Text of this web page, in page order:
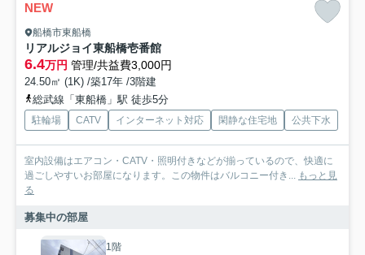
NEW
船橋市東船橋
リアルジョイ東船橋壱番館
6.4万円 管理/共益費3,000円
24.50㎡ (1K) /築17年 /3階建
総武線「東船橋」駅 徒歩5分
駐輪場 CATV インターネット対応 閑静な住宅地 公共下水
室内設備はエアコン・CATV・照明付きなどが揃っているので、快適に
過ごしやすいお部屋になります。この物件はバルコニー付き... もっと見
る
募集中の部屋
1階